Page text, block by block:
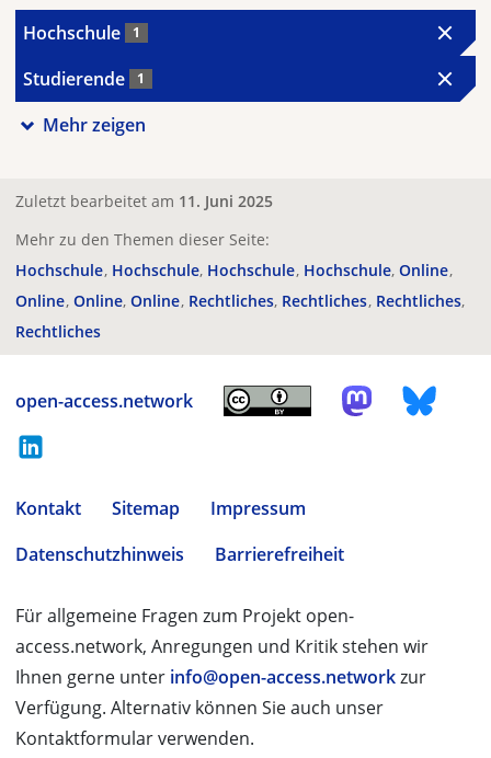
Hochschule 1
Studierende 1
Mehr zeigen
Zuletzt bearbeitet am 11. Juni 2025
Mehr zu den Themen dieser Seite:
Hochschule Hochschule Hochschule Hochschule Online
Online Online Online Rechtliches Rechtliches Rechtliches
Rechtliches
open-access.network
Kontakt Sitemap
Impressum
Datenschutzhinweis
Barrierefreiheit
Für allgemeine Fragen zum Projekt open-
access.network, Anregungen und Kritik stehen wir
Ihnen gerne unter info@open-access.networkzur
Verfügung. Alternativ können Sie auch unser
Kontaktformular verwenden.